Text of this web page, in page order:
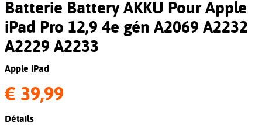
Batterie Battery AKKU Pour Apple
iPad Pro 12,9 4e gén A2069 A2232
A2229 A2233
Apple iPad
€ 39,99
Détails